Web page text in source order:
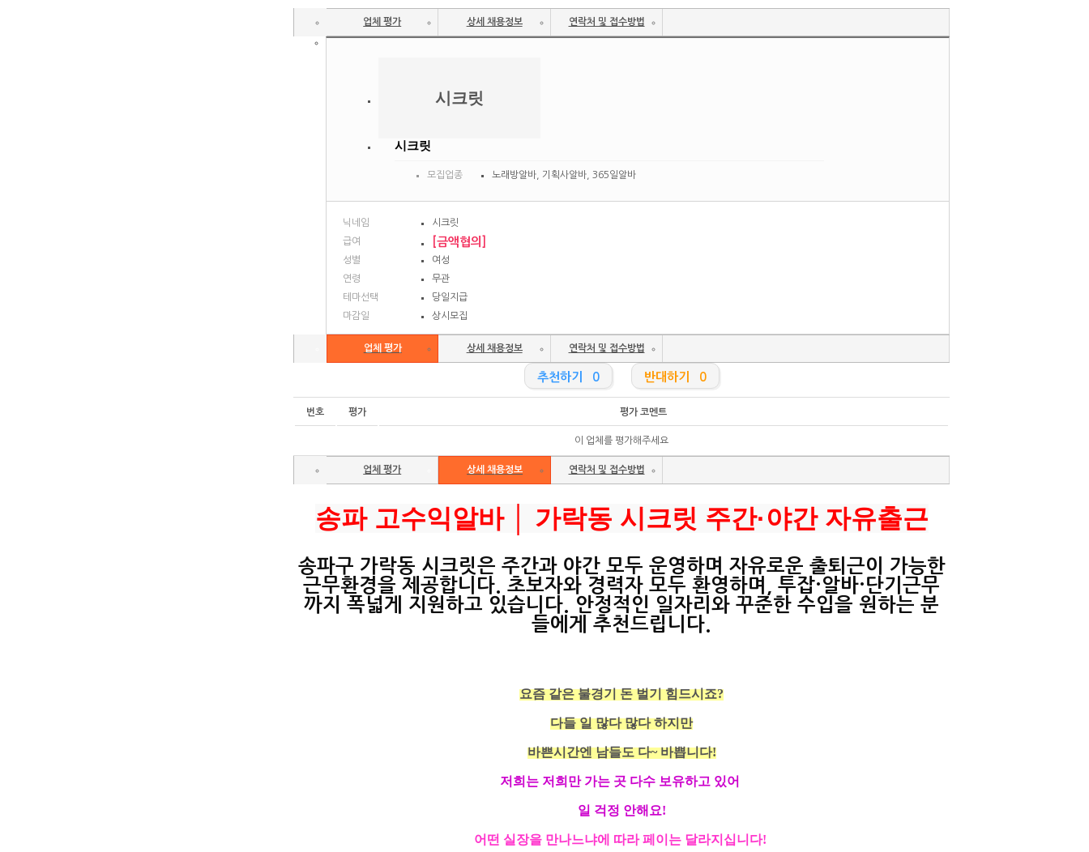
업체 평가 상세 채용정보 연락처 및 접수방법
시크릿
시크릿
모집업종 노래방알바, 기획사알바, 365일알바
닉네임
시크릿
급여
[금액협의]
성별
여성
연령
무관
테마선택
당일지급
마감일
상시모집
업체 평가 상세 채용정보 연락처 및 접수방법
추천하기 0 반대하기 0
번호 평가 평가 코멘트
이 업체를 평가해주세요
업체 평가 상세 채용정보 연락처 및 접수방법
송파 고수익알바 │ 가락동 시크릿 주간·야간 자유출근
송파구 가락동 시크릿은 주간과 야간 모두 운영하며 자유로운 출퇴근이 가능한
근무환경을 제공합니다. 초보자와 경력자 모두 환영하며, 투잡·알바·단기근무
까지 폭넓게 지원하고 있습니다. 안정적인 일자리와 꾸준한 수입을 원하는 분
들에게 추천드립니다.
요즘 같은 불경기 돈 벌기 힘드시죠?
다들 일 많다 많다 하지만
바쁜시간엔 남들도 다~ 바쁩니다!
저희는 저희만 가는 곳 다수 보유하고 있어
일 걱정 안해요!
어떤 실장을 만나느냐에 따라 페이는 달라지십니다!